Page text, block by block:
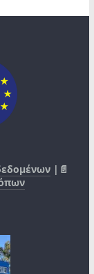
|📄